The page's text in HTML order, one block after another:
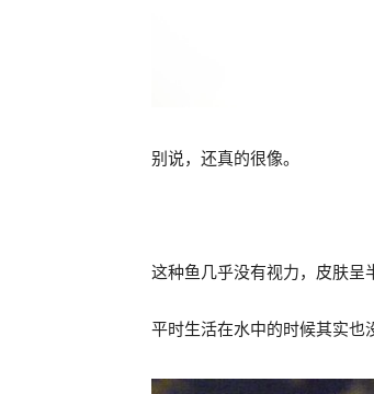
别说，还真的很像。
这种鱼几乎没有视力，皮肤呈
平时生活在水中的时候其实也